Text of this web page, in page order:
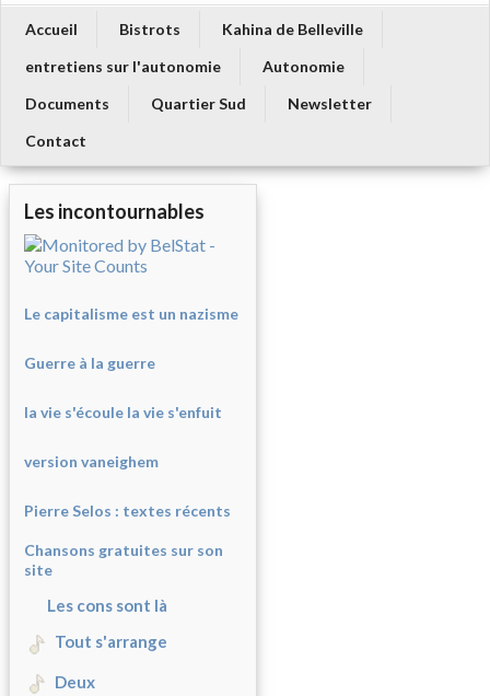
Accueil Bistrots
Kahina de Belleville
entretiens sur l'autonomie
Autonomie
Documents
Quartier Sud
Newsletter
Contact
Les incontournables
Le capitalisme est un nazisme
Guerre à la guerre
la vie s'écoule la vie s'enfuit
version vaneighem
Pierre Selos : textes récents
Chansons gratuites sur son
site
Les cons sont là
Tout s'arrange
Deux